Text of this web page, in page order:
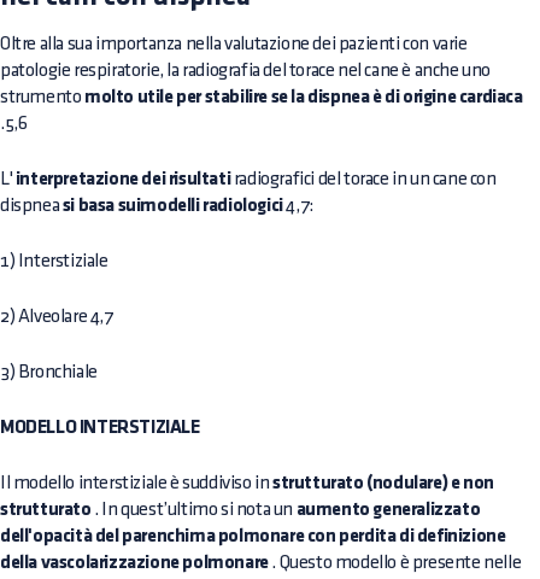
Oltre alla sua importanza nella valutazione dei pazienti con varie
patologie respiratorie, la radiografia del torace nel cane è anche uno
strumento molto utile per stabilire se la dispnea è di origine cardiaca
.5,6
L' interpretazione dei risultatiradiografici del torace in un cane con
dispnea si basa suimodelli radiologici4,7:
1) Interstiziale
2) Alveolare 4,7
3) Bronchiale
MODELLO INTERSTIZIALE
Il modello interstiziale è suddiviso in strutturato (nodulare) e non
strutturato . In quest’ultimo si nota un aumento generalizzato
dell'opacità del parenchima polmonare con perdita di definizione
della vascolarizzazione polmonare. Questo modello è presente nelle